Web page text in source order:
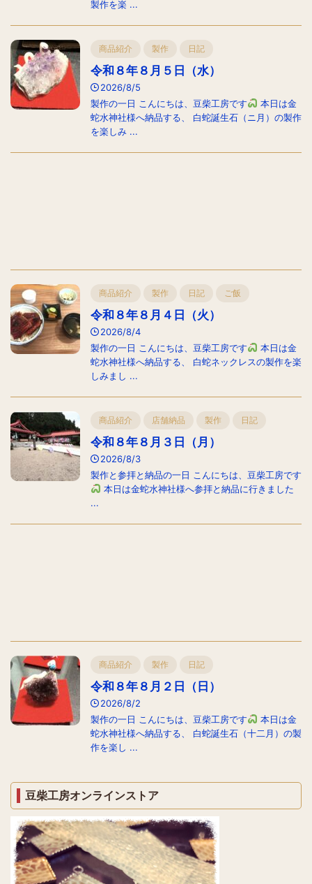
製作を楽 ...
商品紹介 製作 日記
令和８年８月５日（水）
2026/8/5
製作の一日 こんにちは、豆柴工房です
本日は金
蛇水神社様へ納品する、 白蛇誕生石（ニ月）の製作
を楽しみ ...
商品紹介 製作 日記 ご飯
令和８年８月４日（火）
2026/8/4
製作の一日 こんにちは、豆柴工房です
本日は金
蛇水神社様へ納品する、 白蛇ネックレスの製作を楽
しみまし ...
商品紹介 店舗納品 製作 日記
令和８年８月３日（月）
2026/8/3
製作と参拝と納品の一日 こんにちは、豆柴工房です
本日は金蛇水神社様へ参拝と納品に行きました
...
商品紹介 製作 日記
令和８年８月２日（日）
2026/8/2
製作の一日 こんにちは、豆柴工房です
本日は金
蛇水神社様へ納品する、 白蛇誕生石（十二月）の製
作を楽し ...
豆柴工房オンラインストア